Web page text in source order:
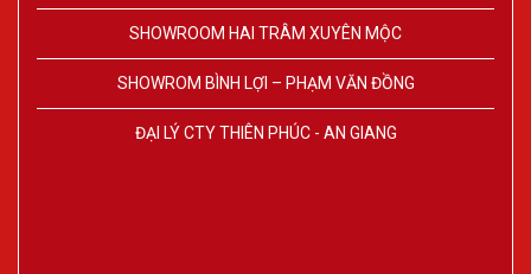
SHOWROOM HAI TRÂM XUYÊN MỘC
SHOWROM BÌNH LỢI – PHẠM VĂN ĐỒNG
ĐẠI LÝ CTY THIÊN PHÚC - AN GIANG